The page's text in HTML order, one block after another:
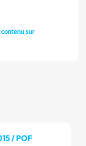
sur
/ POF